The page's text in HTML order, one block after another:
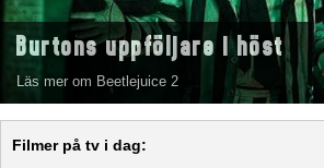
Burtons uppföljare i höst
Läs mer om Beetlejuice 2
Filmer på tv i dag: